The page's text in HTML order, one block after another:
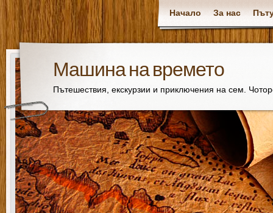
Начало За нас
Машина на времето
Пътешествия, екскурзии и приключения на сем.